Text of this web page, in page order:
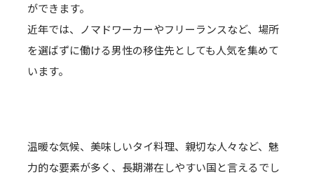
ができます。
近年では、ノマドワーカーやフリーランスなど、場所
を選ばずに働ける男性の移住先としても人気を集めて
います。
温暖な気候、美味しいタイ料理、親切な人々など、魅
力的な要素が多く、長期滞在しやすい国と言えるでし